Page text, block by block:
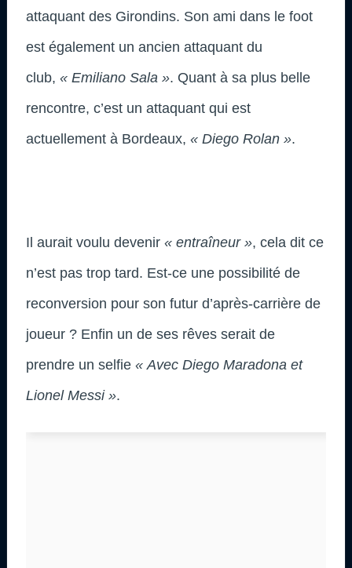
attaquant des Girondins. Son ami dans le foot
est également un ancien attaquant du
club, « Emiliano Sala ». Quant à sa plus belle
rencontre, c’est un attaquant qui est
actuellement à Bordeaux, « Diego Rolan ».
Il aurait voulu devenir « entraîneur », cela dit ce
n’est pas trop tard. Est-ce une possibilité de
reconversion pour son futur d’après-carrière de
joueur ? Enfin un de ses rêves serait de
prendre un selfie « Avec Diego Maradona et
Lionel Messi ».